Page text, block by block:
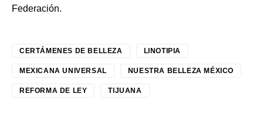
Federación.
CERTÁMENES DE BELLEZA LINOTIPIA
MEXICANA UNIVERSAL NUESTRA BELLEZA MÉXICO
REFORMA DE LEY TIJUANA